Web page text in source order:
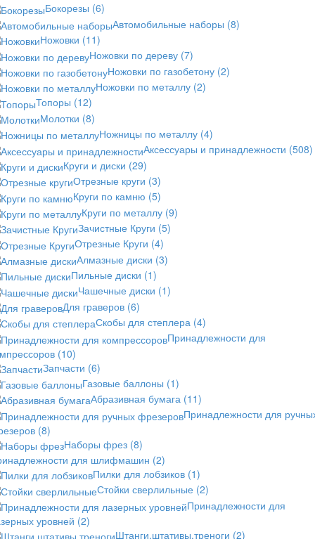
Бокорезы (6)
Автомобильные наборы (8)
Ножовки (11)
Ножовки по дереву (7)
Ножовки по газобетону (2)
Ножовки по металлу (2)
Топоры (12)
Молотки (8)
Ножницы по металлу (4)
Аксессуары и принадлежности (508)
Круги и диски (29)
Отрезные круги (3)
Круги по камню (5)
Круги по металлу (9)
Зачистные Круги (5)
Отрезные Круги (4)
Алмазные диски (3)
Пильные диски (1)
Чашечные диски (1)
Для граверов (6)
Скобы для степлера (4)
Принадлежности для
(10)
Запчасти (6)
Газовые баллоны (1)
Абразивная бумага (11)
Принадлежности для
(8)
Наборы фрез (8)
для шлифмашин (2)
Пилки для лобзиков (1)
Стойки сверлильные (2)
Принадлежности для
уровней (2)
Штанги,штативы,треноги (2)